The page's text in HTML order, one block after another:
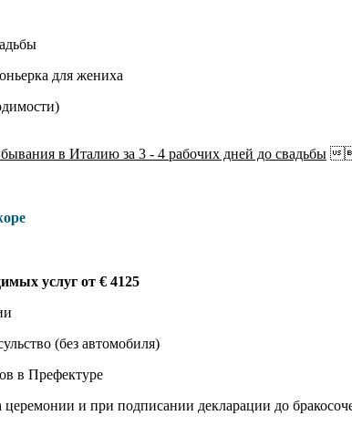
для жениха
в Италию за 3 - 4 рабочих дней до свадьбы
услуг от € 4125
(без автомобиля)
в Префектуре
церемонии и при подписании декларации до